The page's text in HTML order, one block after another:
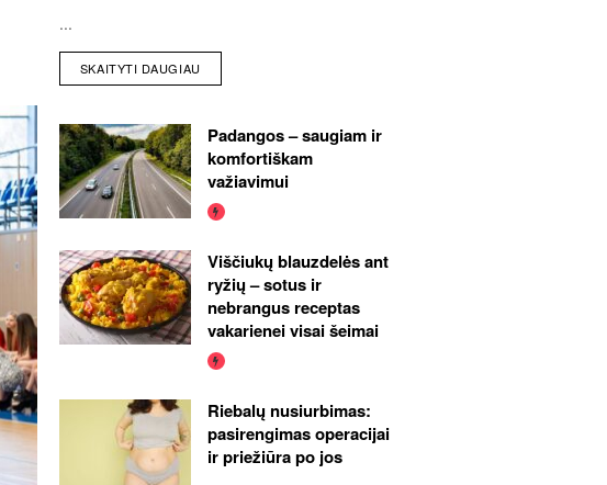
...
SKAITYTI DAUGIAU
Padangos – saugiam ir
komfortiškam
važiavimui
Viščiukų blauzdelės ant
ryžių – sotus ir
nebrangus receptas
vakarienei visai šeimai
Riebalų nusiurbimas:
pasirengimas operacijai
ir priežiūra po jos